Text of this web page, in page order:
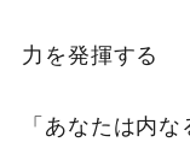
力を発揮する
「あなたは内